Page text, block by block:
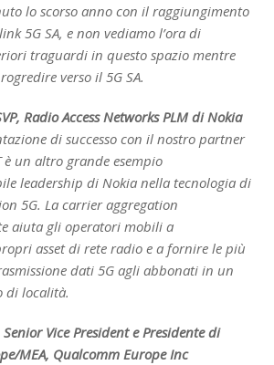
lo scorso anno con il raggiungimento
5G SA, e non vediamo l’ora di
traguardi in questo spazio mentre
verso il 5G SA.
Radio Access Networks PLM di Nokia
di successo con il nostro partner
un altro grande esempio
leadership di Nokia nella tecnologia di
5G. La carrier aggregation
aiuta gli operatori mobili a
asset di rete radio e a fornire le più
dati 5G agli abbonati in un
di località.
Vice President e Presidente di
MEA, Qualcomm Europe Inc